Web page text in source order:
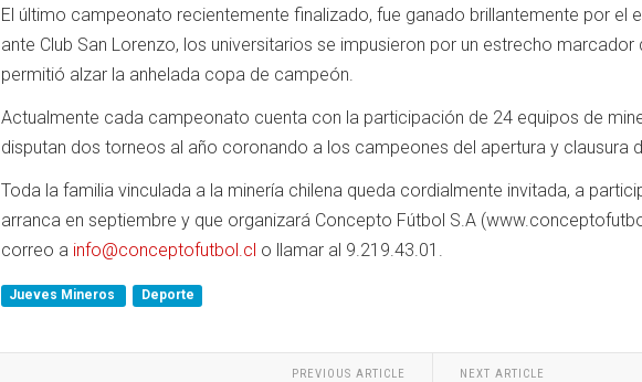
El último campeonato recientemente finalizado, fue ganado brillantemente por el
ante Club San Lorenzo, los universitarios se impusieron por un estrecho
permitió alzar la anhelada copa de campeón.
Actualmente cada campeonato cuenta con la participación de 24 equipos de
disputan dos torneos al año coronando a los campeones del apertura y clausura
Toda la familia vinculada a la minería chilena queda cordialmente invitada, a
arranca en septiembre y que organizará Concepto Fútbol S.A
correo a info@conceptofutbol.cl o llamar al 9.219.43.01.
Jueves Mineros Deporte
PREVIOUS ARTICLE NEXT ARTICLE